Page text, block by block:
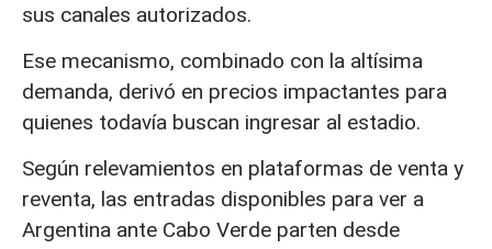
sus canales autorizados.
Ese mecanismo, combinado con la altísima
demanda, derivó en precios impactantes para
quienes todavía buscan ingresar al estadio.
Según relevamientos en plataformas de venta y
reventa, las entradas disponibles para ver a
Argentina ante Cabo Verde parten desde